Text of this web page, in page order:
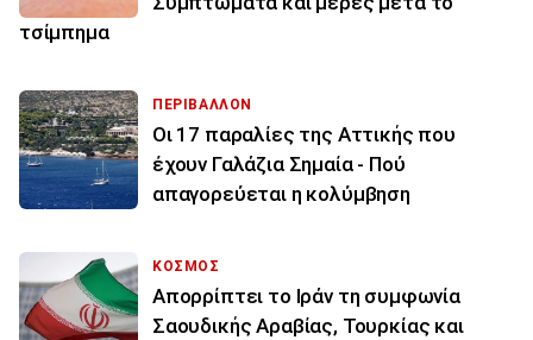
τσίμπημα
ΠΕΡΙΒΑΛΛΟΝ
Οι 17 παραλίες της Αττικής που
έχουν Γαλάζια Σημαία - Πού
απαγορεύεται η κολύμβηση
ΚΟΣΜΟΣ
Απορρίπτει το Ιράν τη συμφωνία
Σαουδικής Αραβίας, Τουρκίας και